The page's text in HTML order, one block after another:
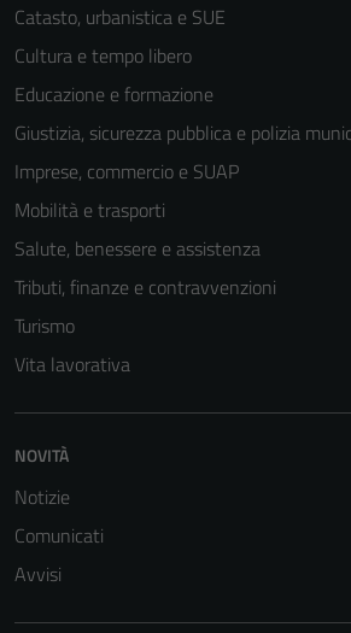
Catasto, urbanistica e SUE
Cultura e tempo libero
Educazione e formazione
Giustizia, sicurezza pubblica e polizia
Imprese, commercio e SUAP
Mobilità e trasporti
Salute, benessere e assistenza
Tributi, finanze e contravvenzioni
Turismo
Vita lavorativa
NOVITÀ
Notizie
Comunicati
Avvisi